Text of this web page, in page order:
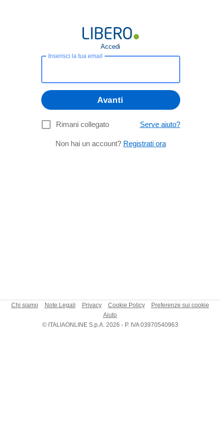
Accedi
Inserisci la tua email
Avanti
Rimani collegato Serve aiuto?
Non hai un account? Registrati ora
Chi siamo Note Legali Privacy Cookie Policy
Preferenze sui cookie
Aiuto
© ITALIAONLINE S.p.A. 2026 - P. IVA 03970540963